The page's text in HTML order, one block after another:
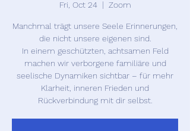
Fri, Oct 24
  |
Zoom
Manchmal trägt unsere Seele Erinnerungen,
die nicht unsere eigenen sind.
In einem geschützten, achtsamen Feld
machen wir verborgene familiäre und
seelische Dynamiken sichtbar – für mehr
Klarheit, inneren Frieden und